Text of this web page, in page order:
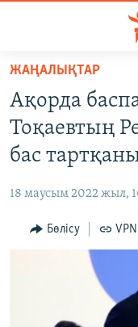
Skip
main
content
Skip
main
Navigation
ЖАҢАЛЫҚТАР
САЯСАТ
AZATTYQTV
АДАМ ҚҰҚЫҚТАРЫ
ӘЛЕУМЕТ
АРНАЙЫ ЖОБАЛАР
ЖАҢАЛЫҚТАР
Ақорда
Тоқаевтың
бас
18 маусым 2022 жыл,
Бөлісу